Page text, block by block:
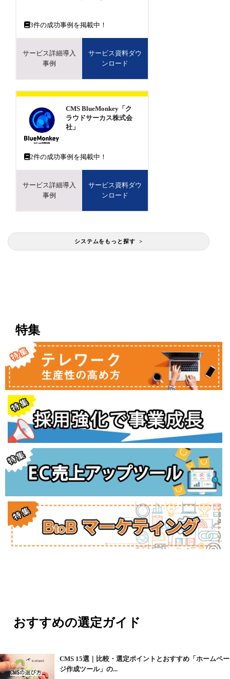
3件の成功事例を掲載中！
サービス詳細導入
事例
サービス資料ダウ
ンロード
CMS BlueMonkey「ク
ラウドサーカス株式会
社」
2件の成功事例を掲載中！
サービス詳細導入
事例
サービス資料ダウ
ンロード
システムをもっと探す >
特集
おすすめの選定ガイド
CMS 15選｜比較・選定ポイントとおすすめ「ホームペー
ジ作成ツール」の...